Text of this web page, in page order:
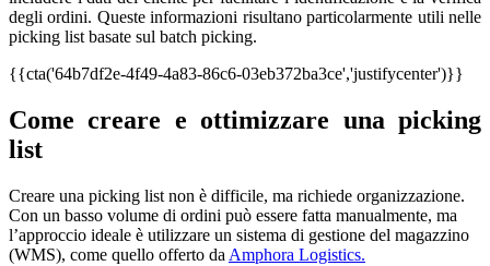
degli ordini. Queste informazioni risultano particolarmente utili nelle
picking list basate sul batch picking.
{{cta('64b7df2e-4f49-4a83-86c6-03eb372ba3ce','justifycenter')}}
Come creare e ottimizzare una picking
list
Creare una picking list non è difficile, ma richiede organizzazione.
Con un basso volume di ordini può essere fatta manualmente, ma
l’approccio ideale è utilizzare un sistema di gestione del magazzino
(WMS), come quello offerto da Amphora Logistics.